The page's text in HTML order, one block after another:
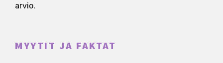
arvio.
MYYTIT JA FAKTAT